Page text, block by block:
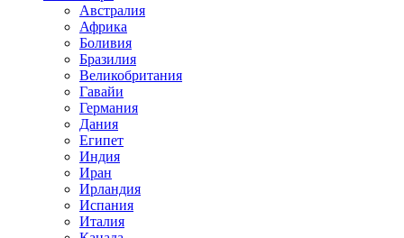
Австралия
Африка
Боливия
Бразилия
Великобритания
Гавайи
Германия
Дания
Египет
Индия
Иран
Ирландия
Испания
Италия